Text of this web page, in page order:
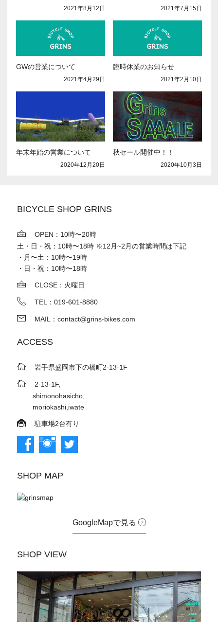
2021年8月12日 2021年7月15日
GWの営業について
2021年4月29日
臨時休業のお知らせ
2021年2月10日
年末年始の営業について
2020年12月20日
秋セール開催中！！
2020年10月3日
BICYCLE SHOP GRINS
OPEN：10時〜20時
土・日・祝：10時〜18時 ※12月~2月の営業時間は下記
・月〜土：10時〜19時
・日・祝：10時〜18時
CLOSE：火曜日
TEL：019-601-8880
MAIL：contact@grins-bikes.com
ACCESS
岩手県盛岡市下の橋町2-13-1F
2-13-1F,
shimonohasicho,
moriokashi,iwate
駐車場2台有り
SHOP MAP
GoogleMapで見る
SHOP VIEW